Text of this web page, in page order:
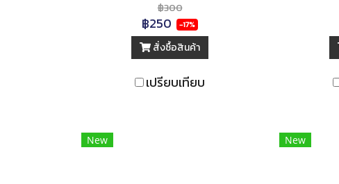
฿300
฿250 -17%
สั่งซื้อสินค้า
เปรียบเทียบ
New New